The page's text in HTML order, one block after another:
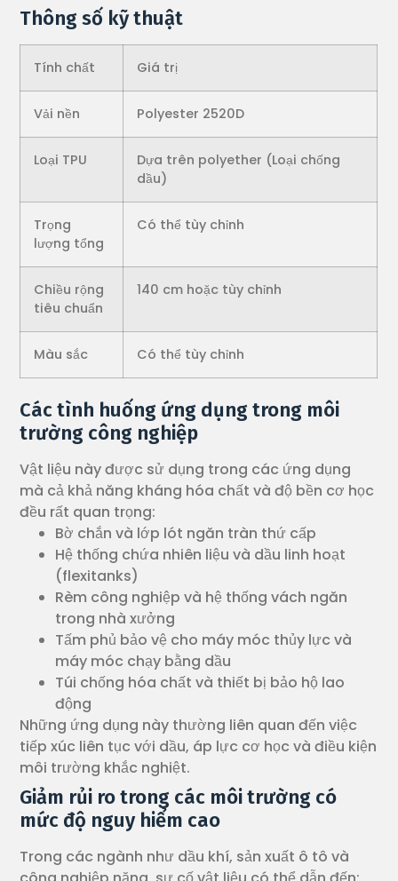
Thông số kỹ thuật
Tính chất Giá trị
Vải nền Polyester 2520D
Loại TPU
Dựa trên polyether (Loại chống
dầu)
Trọng
lượng tổng
Có thể tùy chỉnh
Chiều rộng
tiêu chuẩn
140 cm hoặc tùy chỉnh
Màu sắc Có thể tùy chỉnh
Các tình huống ứng dụng trong môi
trường công nghiệp
Vật liệu này được sử dụng trong các ứng dụng
mà cả khả năng kháng hóa chất và độ bền cơ học
đều rất quan trọng:
Bờ chắn và lớp lót ngăn tràn thứ cấp
Hệ thống chứa nhiên liệu và dầu linh hoạt
(flexitanks)
Rèm công nghiệp và hệ thống vách ngăn
trong nhà xưởng
Tấm phủ bảo vệ cho máy móc thủy lực và
máy móc chạy bằng dầu
Túi chống hóa chất và thiết bị bảo hộ lao
động
Những ứng dụng này thường liên quan đến việc
tiếp xúc liên tục với dầu, áp lực cơ học và điều kiện
môi trường khắc nghiệt.
Giảm rủi ro trong các môi trường có
mức độ nguy hiểm cao
Trong các ngành như dầu khí, sản xuất ô tô và